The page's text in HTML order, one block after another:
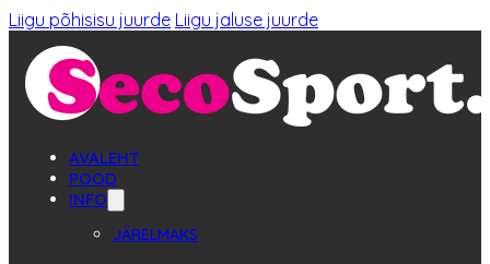
Liigu põhisisu juurde Liigu jaluse juurde
AVALEHT
POOD
INFO
JÄRELMAKS